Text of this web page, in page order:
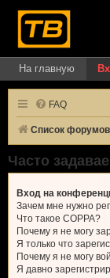
На главную
FAQ
Список форумов
Часто
Вход на
Зачем мне нужно
Что такое COPPA?
Почему я не могу
Я только что
Почему я не могу
Я давно